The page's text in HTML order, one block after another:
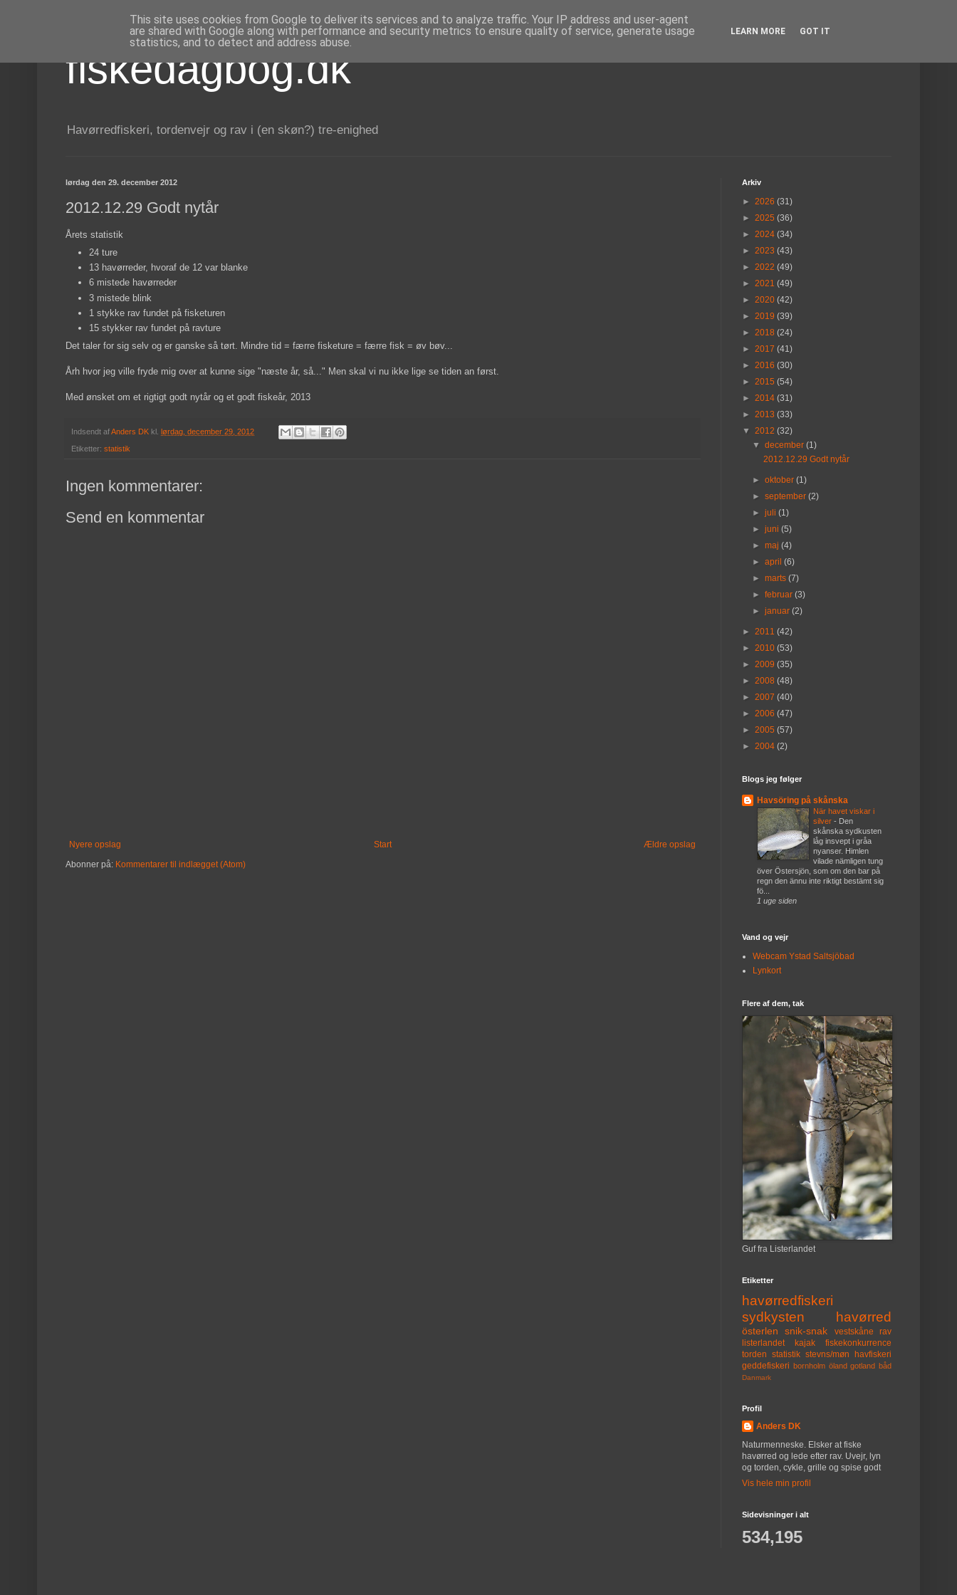
fiskedagbog.dk
Havørredfiskeri, tordenvejr og rav i (en skøn?) tre-enighed
lørdag den 29. december 2012
2012.12.29 Godt nytår
Årets statistik
24 ture
13 havørreder, hvoraf de 12 var blanke
6 mistede havørreder
3 mistede blink
1 stykke rav fundet på fisketuren
15 stykker rav fundet på ravture
Det taler for sig selv og er ganske så tørt. Mindre tid = færre fisketure = færre fisk = øv bøv...
Årh hvor jeg ville fryde mig over at kunne sige "næste år, så..." Men skal vi nu ikke lige se tiden an først.
Med ønsket om et rigtigt godt nytår og et godt fiskeår, 2013
Indsendt afAnders DK kl. lørdag, december 29, 2012
Etiketter: statistik
Ingen kommentarer:
Send en kommentar
Nyere opslag Ældre opslag
Start
Abonner på: Kommentarer til indlægget (Atom)
Arkiv
► 2026 (31)
► 2025 (36)
► 2024 (34)
► 2023 (43)
► 2022 (49)
► 2021 (49)
► 2020 (42)
► 2019 (39)
► 2018 (24)
► 2017 (41)
► 2016 (30)
► 2015 (54)
► 2014 (31)
► 2013 (33)
▼ 2012 (32)
▼december(1)
2012.12.29 Godt nytår
►oktober(1)
►september(2)
►juli(1)
►juni(5)
►maj(4)
►april(6)
►marts(7)
►februar(3)
►januar(2)
► 2011 (42)
► 2010 (53)
► 2009 (35)
► 2008 (48)
► 2007 (40)
► 2006 (47)
► 2005 (57)
► 2004 (2)
Blogs jeg følger
Havsöring på skånska
När havet viskar i
silver - Den
skånska sydkusten
låg insvept i gråa
nyanser. Himlen
vilade nämligen tung
över Östersjön, som om den bar på
regn den ännu inte riktigt bestämt sig
fö...
1 uge siden
Vand og vejr
Webcam Ystad Saltsjöbad
Lynkort
Flere af dem, tak
Guf fra Listerlandet
Etiketter
havørredfiskeri
sydkysten
havørred
österlen snik-snak vestskåne
rav
listerlandet
kajak
fiskekonkurrence
torden statistik stevns/møn
havfiskeri
geddefiskeri bornholm öland gotland båd
Danmark
Profil
Anders DK
Naturmenneske. Elsker at fiske
havørred og lede efter rav. Uvejr, lyn
og torden, cykle, grille og spise godt
Vis hele min profil
Sidevisninger i alt
534,195
This site uses cookies from Google to deliver its services and to analyze traffic. Your IP address and user-agent
are shared with Google along with performance and security metrics to ensure quality of service, generate usage
statistics, and to detect and address abuse.
LEARN MORE GOT IT